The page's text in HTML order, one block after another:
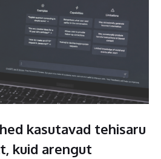
kasutavad tehisaru
kuid arengut